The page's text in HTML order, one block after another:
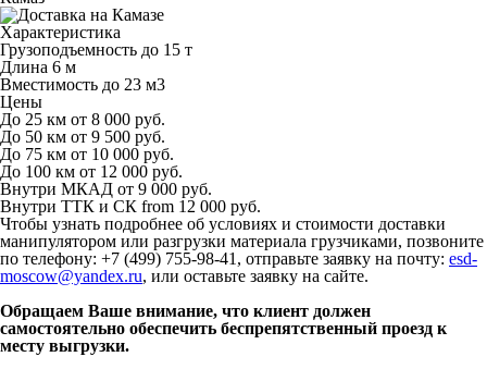
Характеристика
Грузоподъемность до 15 т
Длина 6 м
Вместимость до 23 м3
Цены
До 25 км от 8 000 руб.
До 50 км от 9 500 руб.
До 75 км от 10 000 руб.
До 100 км от 12 000 руб.
Внутри МКАД от 9 000 руб.
Внутри ТТК и СК from 12 000 руб.
Чтобы узнать подробнее об условиях и стоимости доставки
манипулятором или разгрузки материала грузчиками, позвоните
по телефону: +7 (499) 755-98-41, отправьте заявку на почту: esd-
moscow@yandex.ru, или оставьте заявку на сайте.
Обращаем Ваше внимание, что клиент должен
самостоятельно обеспечить беспрепятственный проезд к
месту выгрузки.